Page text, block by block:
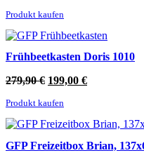
war:
289,90 €
Produkt kaufen
Frühbeetkasten Doris 1010
279,90€ Ursprünglicher
war:
279,90 €
199,00 €Aktueller
199,00 €.
Produkt kaufen
GFP Freizeitbox Brian,